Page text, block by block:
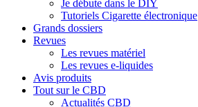
Je débute dans le DIY
Tutoriels Cigarette électronique
Grands dossiers
Revues
Les revues matériel
Les revues e-liquides
Avis produits
Tout sur le CBD
Actualités CBD